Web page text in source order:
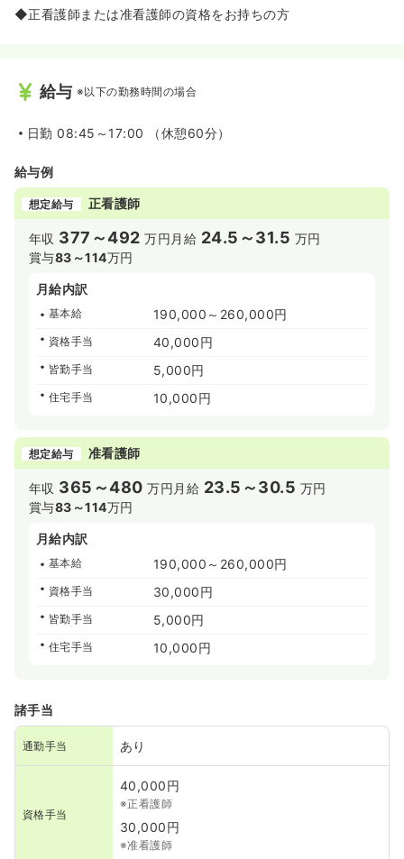
◆正看護師または准看護師の資格をお持ちの方
給与 ※以下の勤務時間の場合
日勤 08:45～17:00 （休憩60分）
給与例
想定給与 正看護師
年収 377～492 万円 月給 24.5～31.5 万円
賞与83～114万円
月給内訳
基本給 190,000～260,000円
資格手当 40,000円
皆勤手当 5,000円
住宅手当 10,000円
想定給与 准看護師
年収 365～480 万円 月給 23.5～30.5 万円
賞与83～114万円
月給内訳
基本給 190,000～260,000円
資格手当 30,000円
皆勤手当 5,000円
住宅手当 10,000円
諸手当
通勤手当 あり
資格手当
40,000円
※正看護師
30,000円
※准看護師